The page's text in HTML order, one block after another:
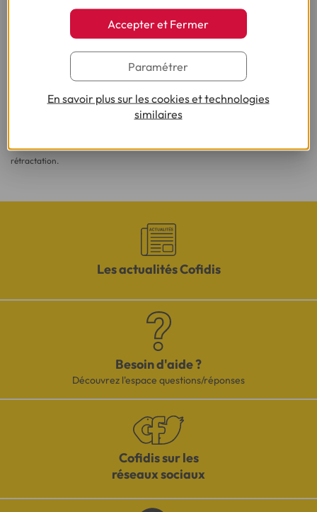
Besoin d'en savoir plus sur le crédit ?
renvoyer complété, daté, signé et accompagné des justificatifs demandés en
rétractation.
Les actualités Cofidis
Besoin d'aide ?
Découvrez l'espace questions/réponses
Cofidis sur les
réseaux sociaux
Accepter et Fermer
Paramétrer
En savoir plus sur les cookies et technologies
similaires